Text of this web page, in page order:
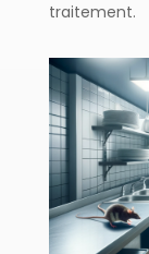
traitement.